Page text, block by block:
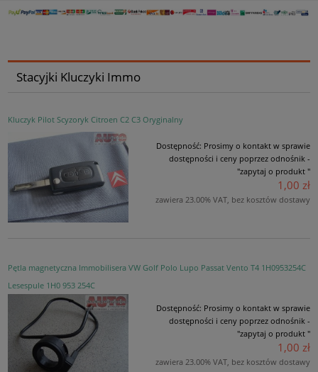
Stacyjki Kluczyki Immo
Kluczyk Pilot Scyzoryk Citroen C2 C3 Oryginalny
Dostępność: Prosimy o kontakt w sprawie
dostępności i ceny poprzez odnośnik -
"zapytaj o produkt "
1,00 zł
zawiera 23.00% VAT, bez kosztów dostawy
Pętla magnetyczna Immobilisera VW Golf Polo Lupo Passat Vento T4 1H0953254C
Lesespule 1H0 953 254C
Dostępność: Prosimy o kontakt w sprawie
dostępności i ceny poprzez odnośnik -
"zapytaj o produkt "
1,00 zł
zawiera 23.00% VAT, bez kosztów dostawy